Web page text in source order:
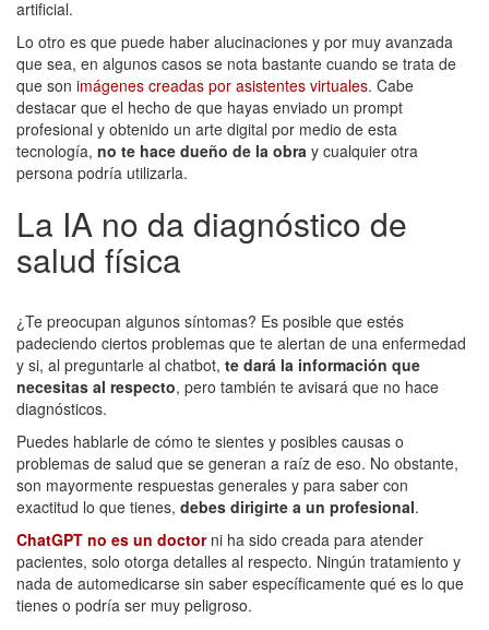
artificial.
Lo otro es que puede haber alucinaciones y por muy avanzada
que sea, en algunos casos se nota bastante cuando se trata de
que son imágenes creadas por asistentes virtuales. Cabe
destacar que el hecho de que hayas enviado un prompt
profesional y obtenido un arte digital por medio de esta
tecnología, no te hace dueño de la obra y cualquier otra
persona podría utilizarla.
La IA no da diagnóstico de
salud física
¿Te preocupan algunos síntomas? Es posible que estés
padeciendo ciertos problemas que te alertan de una enfermedad
y si, al preguntarle al chatbot, te dará la información que
necesitas al respecto, pero también te avisará que no hace
diagnósticos.
Puedes hablarle de cómo te sientes y posibles causas o
problemas de salud que se generan a raíz de eso. No obstante,
son mayormente respuestas generales y para saber con
exactitud lo que tienes, debes dirigirte a un profesional.
ChatGPT no es un doctorni ha sido creada para atender
pacientes, solo otorga detalles al respecto. Ningún tratamiento y
nada de automedicarse sin saber específicamente qué es lo que
tienes o podría ser muy peligroso.